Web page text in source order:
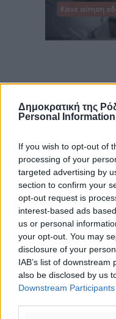
Δημοκρατική της
Personal Information
If you wish to opt-out of
processing of your
targeted advertising by
section to confirm your
opt-out request is
interest-based ads
us or personal
your opt-out. You may
disclosure of your
IAB’s list of
also be disclosed by us
Downstream Participants